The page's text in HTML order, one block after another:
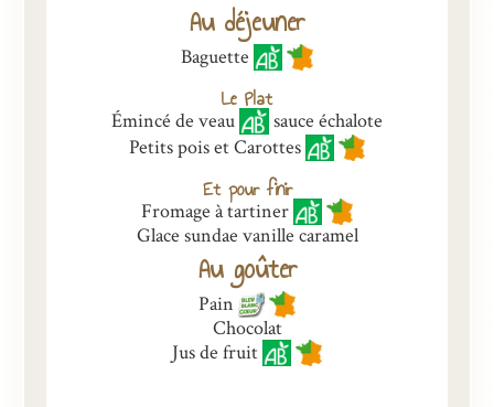
Inscriptions et tarifs
Qualité
Menus
Recrutement
Nous contacter
Au déjeuner
Baguette
Le Plat
Émincé de veau
sauce échalote
Petits pois et Carottes
Et pour finir
Fromage à tartiner
Glace sundae vanille caramel
Au goûter
Pain
Chocolat
Jus de fruit